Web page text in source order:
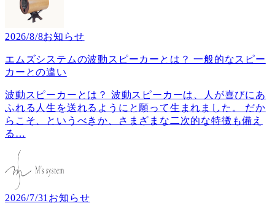
2026/8/8お知らせ
エムズシステムの波動スピーカーとは？ 一般的なスピー
カーとの違い
波動スピーカーとは？ 波動スピーカーは、人が喜びにあ
ふれる人生を送れるようにと願って生まれました。 だか
らこそ、というべきか、さまざまな二次的な特徴も備え
る …
2026/7/31 お知らせ